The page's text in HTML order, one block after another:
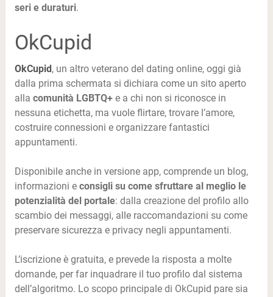
seri e duraturi.
OkCupid
OkCupid , un altro veterano del dating online, oggi già
dalla prima schermata si dichiara come un sito aperto
alla comunità LGBTQ+e a chi non si riconosce in
nessuna etichetta, ma vuole flirtare, trovare l’amore,
costruire connessioni e organizzare fantastici
appuntamenti.
Disponibile anche in versione app, comprende un blog,
informazioni e consigli su come sfruttare al meglio le
potenzialità del portale: dalla creazione del profilo allo
scambio dei messaggi, alle raccomandazioni su come
preservare sicurezza e privacy negli appuntamenti.
L’iscrizione è gratuita, e prevede la risposta a molte
domande, per far inquadrare il tuo profilo dal sistema
dell’algoritmo. Lo scopo principale di OkCupid pare sia